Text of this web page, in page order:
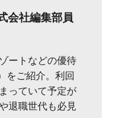
会社編集部員
ートなどの優待
をご紹介。利回
っていて予定が
退職世代も必見